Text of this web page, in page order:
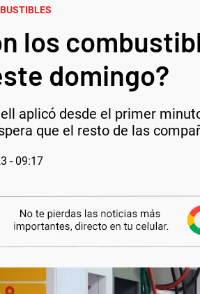
los
domingo?
aplicó desde el primer
que el resto de las
- 09:17